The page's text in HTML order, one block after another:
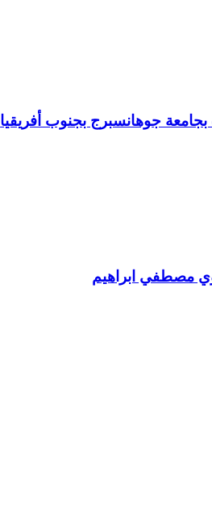
جوهانسبرج بجنوب أفريقيا
مصطفي ابراهيم